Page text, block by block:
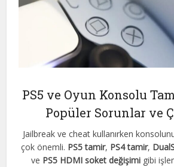
PS5 ve Oyun Konsolu
Popüler Sorunlar ve
Jailbreak ve cheat kullanırken
çok önemli. PS5 tamir, PS4 tamir,
ve PS5 HDMI soket değişimigibi